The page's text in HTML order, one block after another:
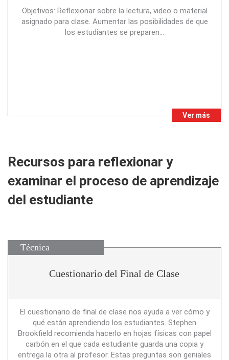
Objetivos: Reflexionar sobre la lectura, video o material
asignado para clase. Aumentar las posibilidades de que
los estudiantes se preparen...
Ver más
Recursos para reflexionar y
examinar el proceso de aprendizaje
del estudiante
Técnica
Cuestionario del Final de Clase
El cuestionario de final de clase nos ayuda a ver cómo y
qué están aprendiendo los estudiantes. Stephen
Brookfield recomienda hacerlo en hojas físicas con papel
carbón en el que cada estudiante guarda una copia y
entrega la otra al profesor. Estas preguntas son geniales